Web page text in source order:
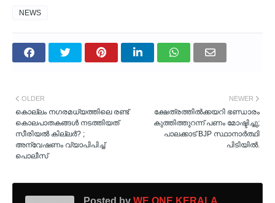
NEWS
NEWER
ക്ഷേത്രത്തിൽക്കയറി ഭണ്ഡാരം
കുത്തിത്തുറന്ന് പണം മോഷ്ടിച്ചു;
പാലക്കാട് BJP സ്ഥാനാർത്ഥി
പിടിയിൽ.
OLDER
കൊല്ലം നഗരമധ്യത്തിലെ രണ്ട്
കൊലപാതകങ്ങൾ നടത്തിയത്
സീരിയൽ കില്ലർ? ;
അന്വേഷണം വ്യാപിപിച്ച്
പൊലീസ്
Posted by WE ONE KERALA